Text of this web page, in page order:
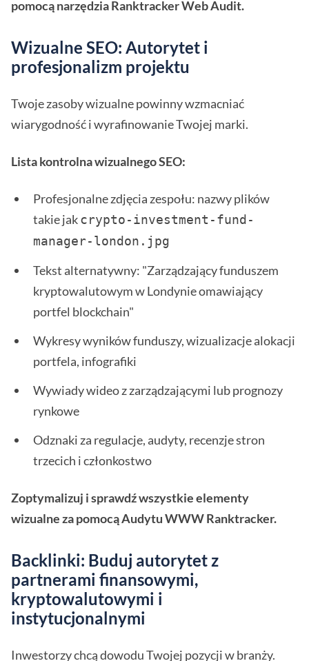
pomocą narzędzia Ranktracker Web Audit.
Wizualne SEO: Autorytet i
profesjonalizm projektu
Twoje zasoby wizualne powinny wzmacniać
wiarygodność i wyrafinowanie Twojej marki.
Lista kontrolna wizualnego SEO:
Profesjonalne zdjęcia zespołu: nazwy plików
takie jakcrypto-investment-fund-
manager-london.jpg
Tekst alternatywny: "Zarządzający funduszem
kryptowalutowym w Londynie omawiający
portfel blockchain"
Wykresy wyników funduszy, wizualizacje alokacji
portfela, infografiki
Wywiady wideo z zarządzającymi lub prognozy
rynkowe
Odznaki za regulacje, audyty, recenzje stron
trzecich i członkostwo
Zoptymalizuj i sprawdź wszystkie elementy
wizualne za pomocą Audytu WWW Ranktracker.
Backlinki: Buduj autorytet z
partnerami finansowymi,
kryptowalutowymi i
instytucjonalnymi
Inwestorzy chcą dowodu Twojej pozycji w branży.